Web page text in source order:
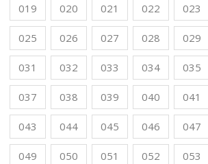
019 020 021 022 023
025 026 027 028 029
031 032 033 034 035
037 038 039 040 041
043 044 045 046 047
049 050 051 052 053